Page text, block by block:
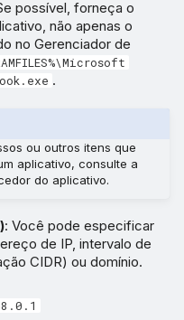
possível, forneça o
não apenas o
no Gerenciador de
.
ou outros itens que
aplicativo, consulte a
do aplicativo.
: Você pode especificar
de IP, intervalo de
CIDR) ou domínio.